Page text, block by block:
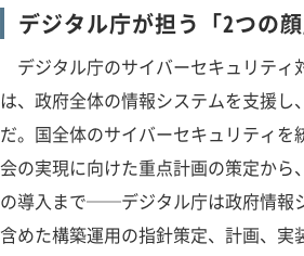
デジタル庁が担う「2つの顔
デジタル庁のサイバーセキュリティ
は、政府全体の情報システムを支援
だ。国全体のサイバーセキュリティ
会の実現に向けた重点計画の策定か
の導入まで──デジタル庁は政府情報
含めた構築運用の指針策定、計画、実